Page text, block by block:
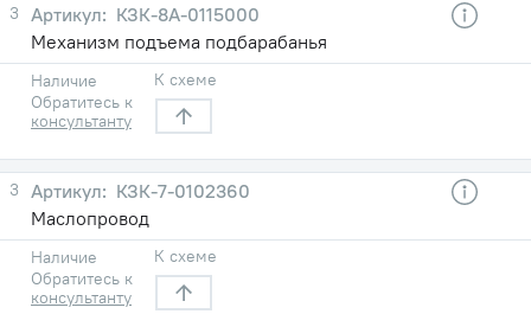
3
КЗК-8А-0115000
Mеxанизм подъема подбарабанья
Наличие
Обратитесь к
консультанту
К схеме
3
КЗК-7-0102360
Маслопровод
Наличие
Обратитесь к
консультанту
К схеме